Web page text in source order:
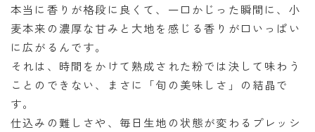
本当に香りが格段に良くて、一口かじった瞬間に、小
麦本来の濃厚な甘みと大地を感じる香りが口いっぱい
に広がるんです。
それは、時間をかけて熟成された粉では決して味わう
ことのできない、まさに「旬の美味しさ」の結晶で
す。
仕込みの難しさや、毎日生地の状態が変わるプレッシ